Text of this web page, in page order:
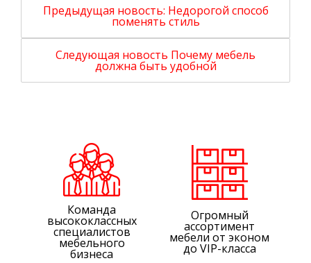
Предыдущая новость: Недорогой способ
поменять стиль
Следующая новость Почему мебель
должна быть удобной
Команда
высококлассных
специалистов
мебельного
бизнеса
Огромный
ассортимент
мебели от эконом
до VIP-класса